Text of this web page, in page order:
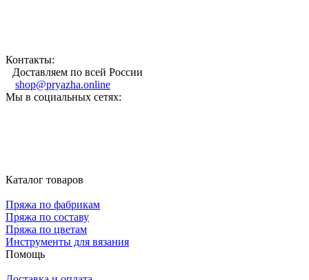
Контакты:
Доставляем по всей России
shop@pryazha.online
Мы в социальных сетях:
Каталог товаров
Пряжа по фабрикам
Пряжа по составу
Пряжа по цветам
Инструменты для вязания
Помощь